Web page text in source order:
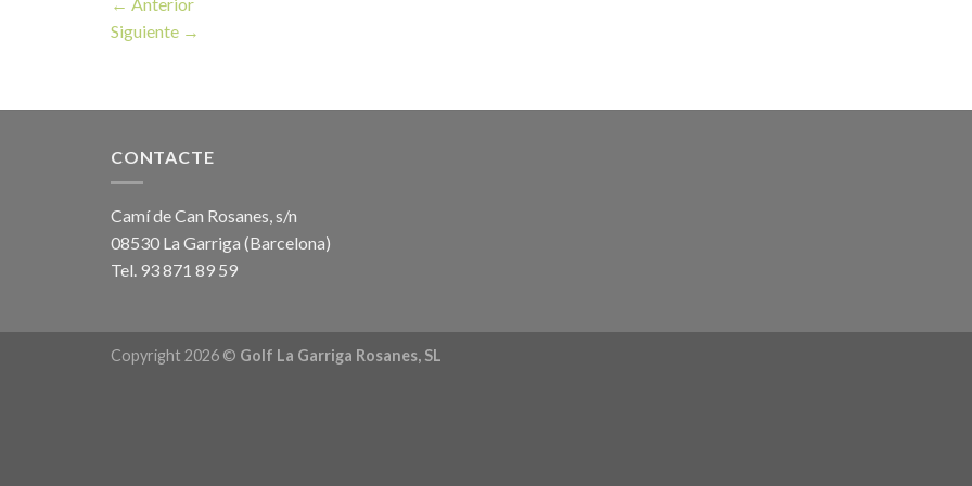
Siguiente →
CONTACTE
Camí de Can Rosanes, s/n
08530 La Garriga (Barcelona)
Tel. 93 871 89 59
Copyright 2026 © Golf La Garriga Rosanes, SL